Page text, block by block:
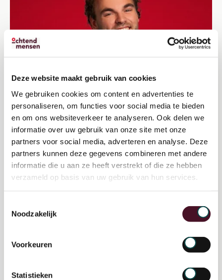
Deze website maakt gebruik van cookies
We gebruiken cookies om content en advertenties te
personaliseren, om functies voor social media te bieden
en om ons websiteverkeer te analyseren. Ook delen we
informatie over uw gebruik van onze site met onze
partners voor social media, adverteren en analyse. Deze
partners kunnen deze gegevens combineren met andere
informatie die u aan ze heeft verstrekt of die ze hebben
verzameld op basis van uw gebruik van hun services.
Noodzakelijk
Voorkeuren
Statistieken